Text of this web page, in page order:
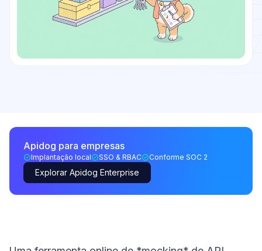
Apidog para empresas
Implantação local SSO & RBAC Conforme SOC 2
Explorar Apidog Enterprise